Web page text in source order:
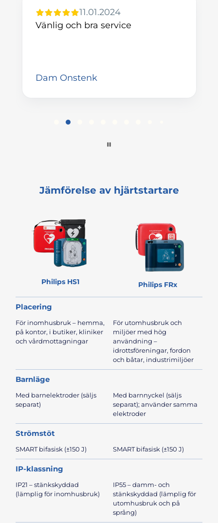
11.01.2024
Vänlig och bra service
Dam Onstenk
Jämförelse av hjärtstartare
Philips HS1 Philips FRx
Placering
För inomhusbruk – hemma,
på kontor, i butiker, kliniker
och vårdmottagningar
För utomhusbruk och
miljöer med hög
användning –
idrottsföreningar, fordon
och båtar, industrimiljöer
Barnläge
Med barnelektroder (säljs
separat)
Med barnnyckel (säljs
separat); använder samma
elektroder
Strömstöt
SMART bifasisk (±150 J) SMART bifasisk (±150 J)
IP-klassning
IP21 – stänkskyddad
(lämplig för inomhusbruk)
IP55 – damm- och
stänkskyddad (lämplig för
utomhusbruk och på
språng)